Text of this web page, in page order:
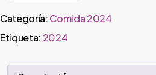
Categoría:Comida 2024
Etiqueta: 2024